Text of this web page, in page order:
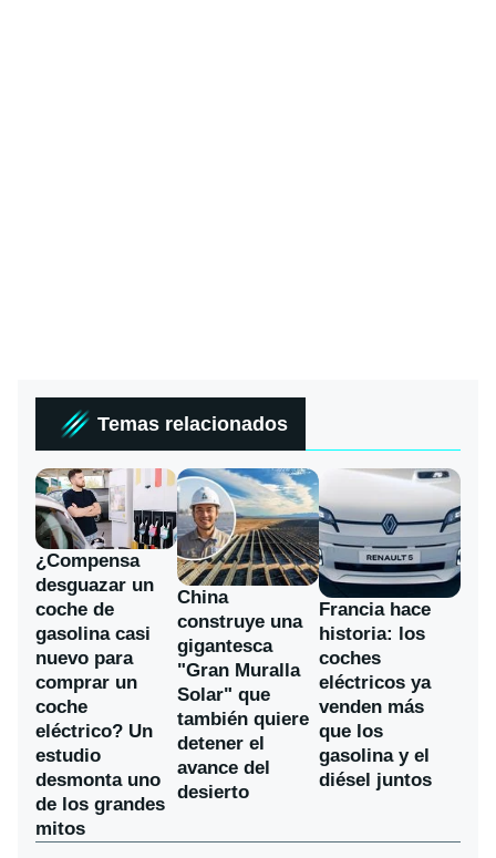
Temas relacionados
¿Compensa
desguazar un
coche de
gasolina casi
nuevo para
comprar un
coche
eléctrico? Un
estudio
desmonta uno
de los grandes
mitos
China
construye una
gigantesca
"Gran Muralla
Solar" que
también quiere
detener el
avance del
desierto
Francia hace
historia: los
coches
eléctricos ya
venden más
que los
gasolina y el
diésel juntos